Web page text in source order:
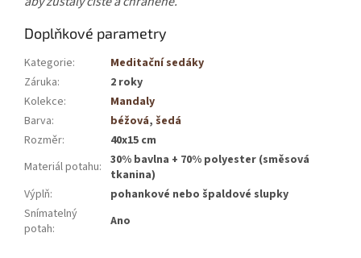
Doplňkové parametry
Kategorie:
Meditační sedáky
Záruka:
2 roky
Kolekce:
Mandaly
Barva: béžová, šedá
Rozměr:
40x15 cm
Materiál potahu: 30% bavlna + 70% polyester (směsová
tkanina)
Výplň:
pohankové nebo špaldové slupky
Snímatelný
potah: Ano